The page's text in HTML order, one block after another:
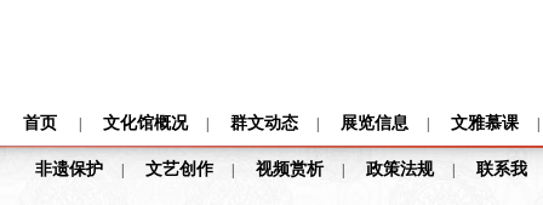
首页 文化馆概况 群文动态 展览信息 文雅慕课
非遗保护 文艺创作 视频赏析 政策法规 联系我